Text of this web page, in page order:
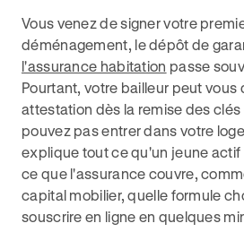
Vous venez de signer votre
déménagement, le dépôt de
l'assurance habitation passe
Pourtant, votre bailleur peut vous
attestation dès la remise des clés
pouvez pas entrer dans votre
explique tout ce qu'un jeune actif
ce que l'assurance couvre,
capital mobilier, quelle formule
souscrire en ligne en quelques